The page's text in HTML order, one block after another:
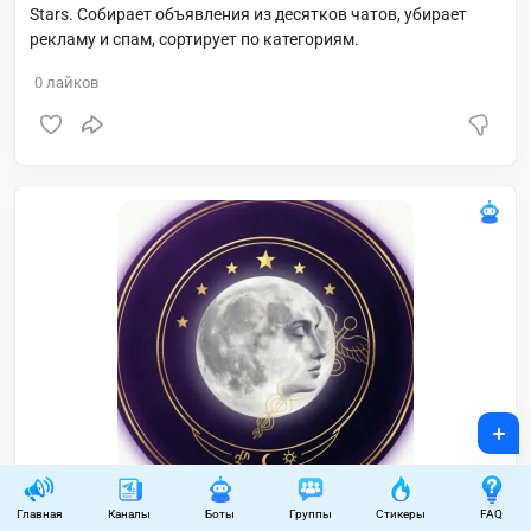
Stars. Собирает объявления из десятков чатов, убирает
рекламу и спам, сортирует по категориям.
0 лайков
Главная Каналы Боты Группы Стикеры FAQ
+